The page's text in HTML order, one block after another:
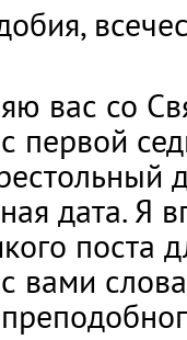
вас со
первой
дата. Я
поста
вами